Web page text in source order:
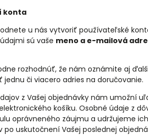
konta
u nás vytvoriť používateľské
sú vaše meno a e-mailová
rozhodnúť, že nám oznámite aj
jednu či viacero adries na doručovanie.
z Vašej objednávky nám umožní
košíku. Osobné údaje z
oprávneného záujmu a udržujeme
po uskutočnení Vašej poslednej